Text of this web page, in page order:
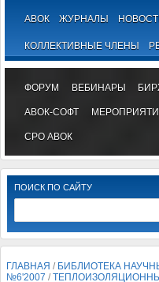
АВОК ЖУРНАЛЫ
КОЛЛЕКТИВНЫЕ ЧЛЕНЫ
ФОРУМ ВЕБИНАРЫ
АВОК-СОФТ
СРО АВОК
ПОИСК ПО САЙТУ
ГЛАВНАЯ / БИБЛИОТЕКА
№6'2007 /